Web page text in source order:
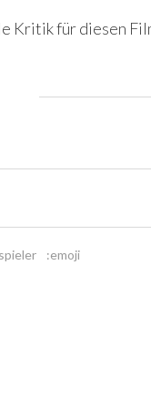
Kritik für diesen
:emoji